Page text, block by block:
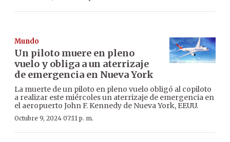
Mundo
Un piloto muere en pleno
vuelo y obliga a un aterrizaje
de emergencia en Nueva York
La muerte de un piloto en pleno vuelo obligó al copiloto
a realizar este miércoles un aterrizaje de emergencia en
el aeropuerto John F. Kennedy de Nueva York, EEUU.
Octubre 9, 2024 07:11 p. m.